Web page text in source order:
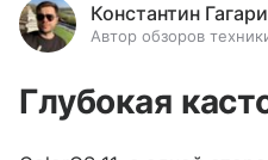
Константин
Автор обзоров
Глубокая